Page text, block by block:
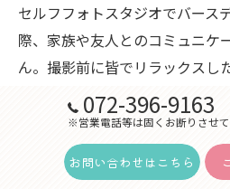
セルフフォトスタジオでバース
際、家族や友人とのコミュニケ
ん。撮影前に皆でリラックスし
笑い声を通じて自然な笑顔を引
ば、撮影の合間に家族や友人と
ユーモアのあるジョークを交わ
和ませることができます。また
072-396-9163
※営業電話等は固くお断りさせて
お問い合わせはこちら